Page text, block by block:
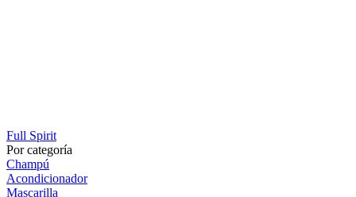
Full Spirit
Por categoría
Champú
Acondicionador
Mascarilla